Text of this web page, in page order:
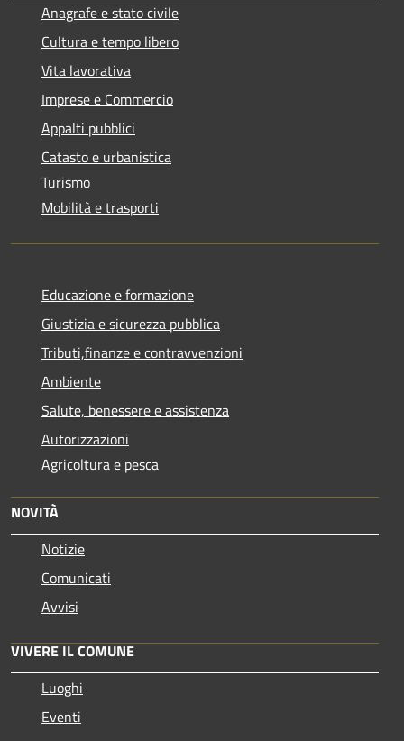
Anagrafe e stato civile
Cultura e tempo libero
Vita lavorativa
Imprese e Commercio
Appalti pubblici
Catasto e urbanistica
Turismo
Mobilità e trasporti
Educazione e formazione
Giustizia e sicurezza pubblica
Tributi,finanze e contravvenzioni
Ambiente
Salute, benessere e assistenza
Autorizzazioni
Agricoltura e pesca
NOVITÀ
Notizie
Comunicati
Avvisi
VIVERE IL COMUNE
Luoghi
Eventi